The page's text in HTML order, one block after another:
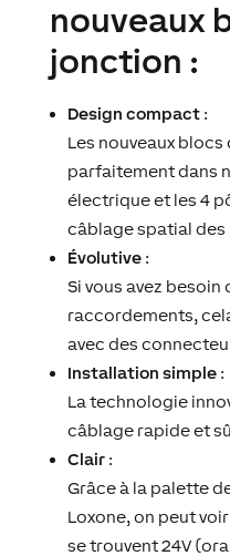
nouveaux
jonction :
Design compact:
Les nouveaux
parfaitement dans
électrique et les 4
câblage spatial des
Évolutive:
Si vous avez besoin
raccordements,
avec des
Installation simple:
La technologie
câblage rapide et
Clair :
Grâce à la palette
Loxone, on peut
se trouvent 24V